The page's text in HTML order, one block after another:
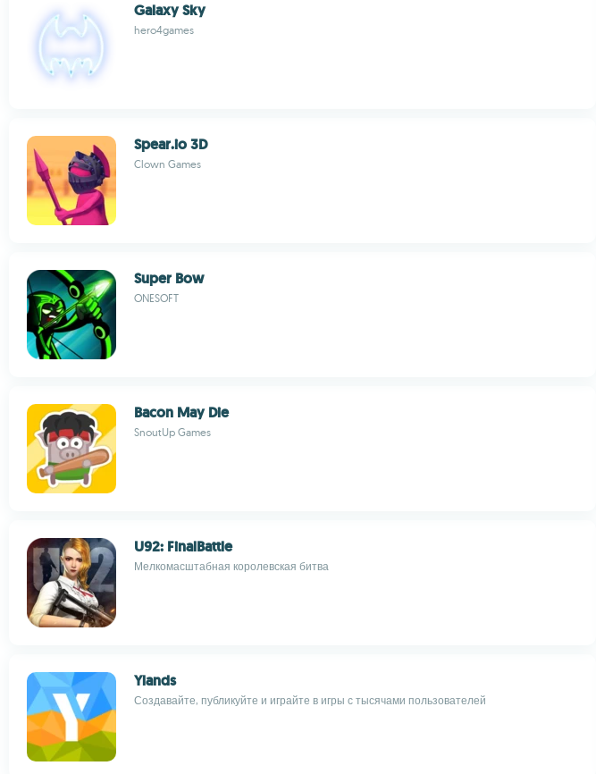
Galaxy Sky
hero4games
Spear.io 3D
Clown Games
Super Bow
ONESOFT
Bacon May Die
SnoutUp Games
U92: FinalBattle
Мелкомасштабная королевская битва
Ylands
Создавайте, публикуйте и играйте в игры с тысячами пользователей